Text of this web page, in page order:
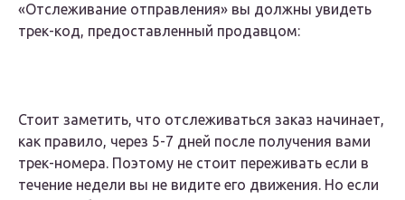
«Отслеживание отправления» вы должны увидеть
трек-код, предоставленный продавцом:
Стоит заметить, что отслеживаться заказ начинает,
как правило, через 5-7 дней после получения вами
трек-номера. Поэтому не стоит переживать если в
течение недели вы не видите его движения. Но если